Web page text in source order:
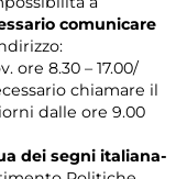
comunicare
ore 8.30 – 17.00/
chiamare il
dalle ore 9.00
dei segni italiana-